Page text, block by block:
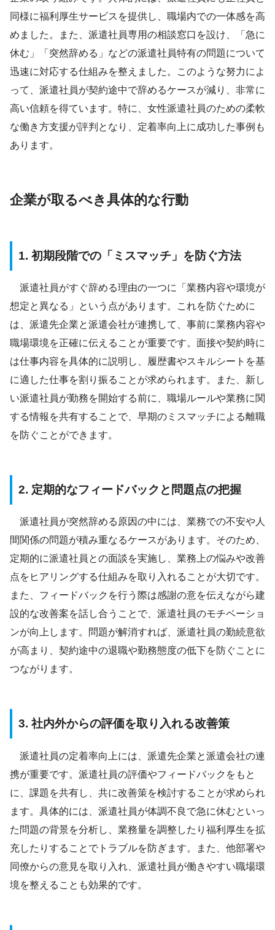
同様に福利厚生サービスを提供し、職場内での一体感を高
めました。また、派遣社員専用の相談窓口を設け、「急に
休む」「突然辞める」などの派遣社員特有の問題について
迅速に対応する仕組みを整えました。このような努力によ
って、派遣社員が契約途中で辞めるケースが減り、非常に
高い信頼を得ています。特に、女性派遣社員のための柔軟
な働き方支援が評判となり、定着率向上に成功した事例も
あります。
企業が取るべき具体的な行動
1. 初期段階での「ミスマッチ」を防ぐ方法
派遣社員がすぐ辞める理由の一つに「業務内容や環境が
想定と異なる」という点があります。これを防ぐために
は、派遣先企業と派遣会社が連携して、事前に業務内容や
職場環境を正確に伝えることが重要です。面接や契約時に
は仕事内容を具体的に説明し、履歴書やスキルシートを基
に適した仕事を割り振ることが求められます。また、新し
い派遣社員が勤務を開始する前に、職場ルールや業務に関
する情報を共有することで、早期のミスマッチによる離職
を防ぐことができます。
2. 定期的なフィードバックと問題点の把握
派遣社員が突然辞める原因の中には、業務での不安や人
間関係の問題が積み重なるケースがあります。そのため、
定期的に派遣社員との面談を実施し、業務上の悩みや改善
点をヒアリングする仕組みを取り入れることが大切です。
また、フィードバックを行う際は感謝の意を伝えながら建
設的な改善案を話し合うことで、派遣社員のモチベーショ
ンが向上します。問題が解消すれば、派遣社員の勤続意欲
が高まり、契約途中の退職や勤務態度の低下を防ぐことに
つながります。
3. 社内外からの評価を取り入れる改善策
派遣社員の定着率向上には、派遣先企業と派遣会社の連
携が重要です。派遣社員の評価やフィードバックをもと
に、課題を共有し、共に改善策を検討することが求められ
ます。具体的には、派遣社員が体調不良で急に休むといっ
た問題の背景を分析し、業務量を調整したり福利厚生を拡
充したりすることでトラブルを防ぎます。また、他部署や
同僚からの意見を取り入れ、派遣社員が働きやすい職場環
境を整えることも効果的です。